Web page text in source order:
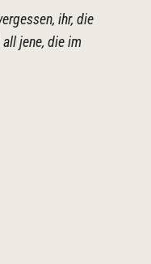
ihr, die
jene, die im